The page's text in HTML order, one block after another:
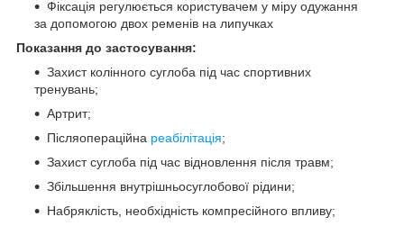
Фіксація регулюється користувачем у міру одужання
за допомогою двох ременів на липучках
Показання до застосування:
Захист колінного суглоба під час спортивних
тренувань;
Артрит;
Післяопераційна реабілітація;
Захист суглоба під час відновлення після травм;
Збільшення внутрішньосуглобової рідини;
Набряклість, необхідність компресійного впливу;